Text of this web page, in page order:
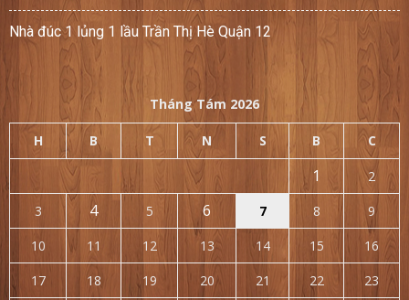
Nhà đúc 1 lủng 1 lầu Trần Thị Hè Quận 12
Tháng Tám 2026
H B T N S B C
1
2
3
4 5 6 7 8
9
10
11 12 13 14 15
16
17
18 19 20 21 22
23